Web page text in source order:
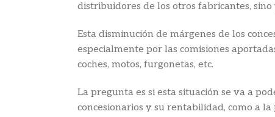
distribuidores de los otros fabricantes,
Esta disminución de márgenes de los
especialmente por las comisiones
coches, motos, furgonetas, etc.
La pregunta es si esta situación se va a
concesionarios y su rentabilidad, como a